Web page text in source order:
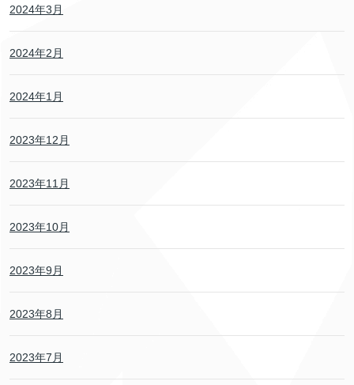
2024年3月
2024年2月
2024年1月
2023年12月
2023年11月
2023年10月
2023年9月
2023年8月
2023年7月